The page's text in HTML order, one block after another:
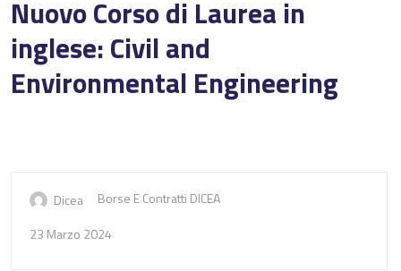
Nuovo Corso di Laurea in
inglese: Civil and
Environmental Engineering
Dicea
Borse E Contratti DICEA
23 Marzo 2024